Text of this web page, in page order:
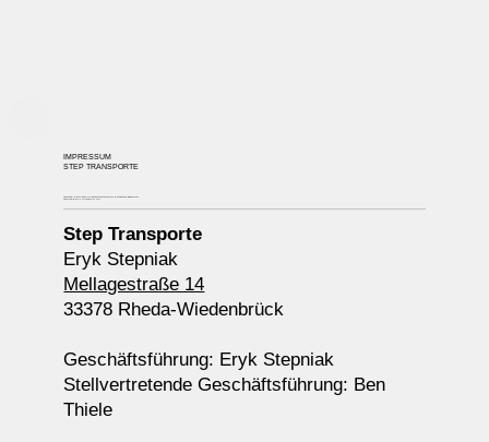
IMPRESSUM
STEP TRANSPORTE
Step Transporte
Eryk Stepniak
Mellagestraße 14
33378 Rheda-Wiedenbrück
Geschäftsführung: Eryk Stepniak
Stellvertretende Geschäftsführung: Ben
Thiele